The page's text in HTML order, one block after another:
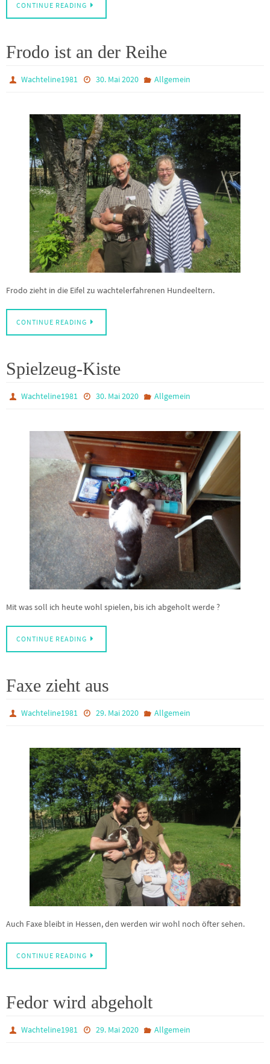
CONTINUE READING
Frodo ist an der Reihe
Wachteline1981 30. Mai 2020 Allgemein
Frodo zieht in die Eifel zu wachtelerfahrenen Hundeeltern.
CONTINUE READING
Spielzeug-Kiste
Wachteline1981 30. Mai 2020 Allgemein
Mit was soll ich heute wohl spielen, bis ich abgeholt werde ?
CONTINUE READING
Faxe zieht aus
Wachteline1981 29. Mai 2020 Allgemein
Auch Faxe bleibt in Hessen, den werden wir wohl noch öfter sehen.
CONTINUE READING
Fedor wird abgeholt
Wachteline1981 29. Mai 2020 Allgemein